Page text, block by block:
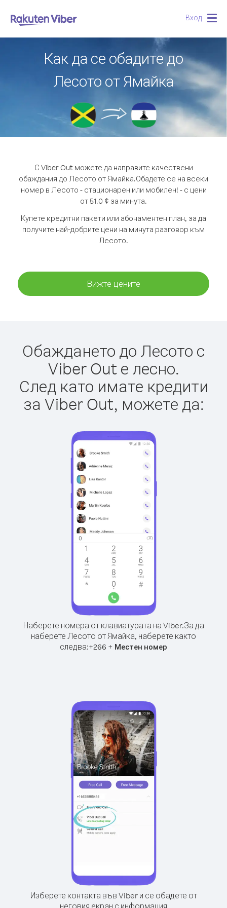
Вход
Как да се обадите до
Лесото от Ямайка
С Viber Out можете да направите качествени
обаждания до Лесото от Ямайка.Обадете се на всеки
номер в Лесото - стационарен или мобилен! - с цени
от 51.0 ¢ за минута.
Купете кредитни пакети или абонаментен план, за да
получите най-добрите цени на минута разговор към
Лесото.
Вижте цените
Обаждането до Лесото с
Viber Out е лесно.
След като имате кредити
за Viber Out, можете да:
Наберете номера от клавиатурата на Viber.За да
наберете Лесото от Ямайка, наберете както
следва:+266 + Местен номер
Изберете контакта във Viber и се обадете от
неговия екран с информация